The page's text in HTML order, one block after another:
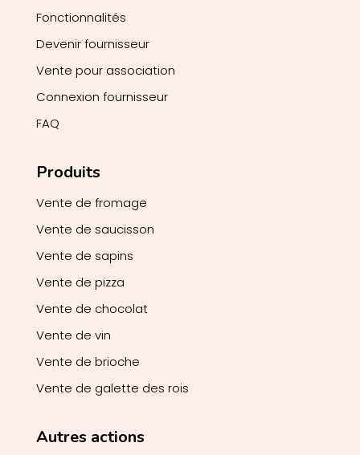
Fonctionnalités
Devenir fournisseur
Vente pour association
Connexion fournisseur
FAQ
Produits
Vente de fromage
Vente de saucisson
Vente de sapins
Vente de pizza
Vente de chocolat
Vente de vin
Vente de brioche
Vente de galette des rois
Autres actions